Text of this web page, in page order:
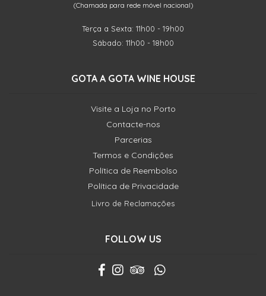
(Chamada para rede móvel nacional)
Terça a Sexta: 11h00 - 19h00
Sábado: 11h00 - 18h00
GOTA A GOTA WINE HOUSE
Visite a Loja no Porto
Contacte-nos
Parcerias
Termos e Condições
Política de Reembolso
Política de Privacidade
Livro de Reclamações
FOLLOW US